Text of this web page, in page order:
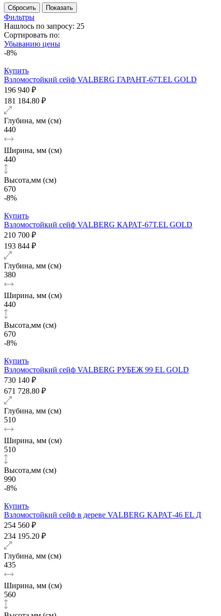
Фильтры
Нашлось по запросу: 25
Сортировать по:
Убыванию цены
-8%
Купить
Взломостойкий сейф VALBERG ГАРАНТ-67Т.EL GOLD
196 940 ₽
181 184.80 ₽
Глубина, мм (см)
440
Ширина, мм (см)
440
Высота,мм (см)
670
-8%
Купить
Взломостойкий сейф VALBERG КАРАТ-67Т.EL GOLD
210 700 ₽
193 844 ₽
Глубина, мм (см)
380
Ширина, мм (см)
440
Высота,мм (см)
670
-8%
Купить
Взломостойкий сейф VALBERG РУБЕЖ 99 EL GOLD
730 140 ₽
671 728.80 ₽
Глубина, мм (см)
510
Ширина, мм (см)
510
Высота,мм (см)
990
-8%
Купить
Взломостойкий сейф в дереве VALBERG КАРАТ-46 EL Д
254 560 ₽
234 195.20 ₽
Глубина, мм (см)
435
Ширина, мм (см)
560